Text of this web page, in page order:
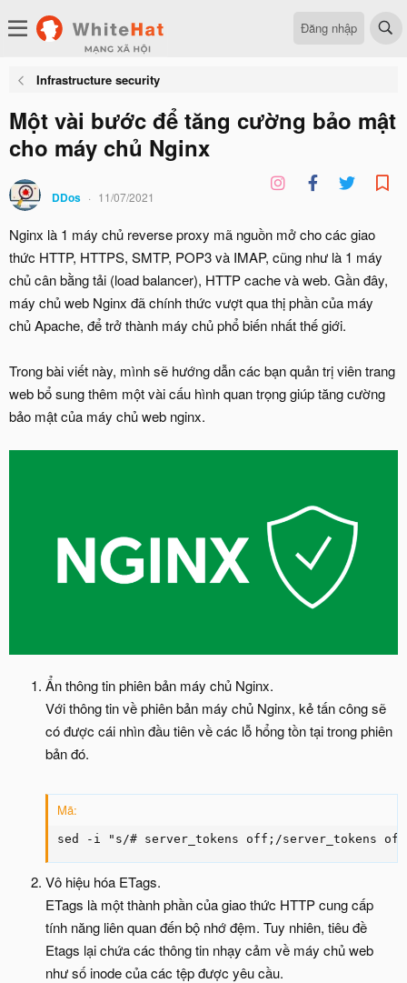
Đăng nhập
Infrastructure security
Một vài bước để tăng cường bảo mật
cho máy chủ Nginx
DDos 11/07/2021
Nginx là 1 máy chủ reverse proxy mã nguồn mở cho các giao
thức HTTP, HTTPS, SMTP, POP3 và IMAP, cũng như là 1 máy
chủ cân bằng tải (load balancer), HTTP cache và web. Gần đây,
máy chủ web Nginx đã chính thức vượt qua thị phần của máy
chủ Apache, để trở thành máy chủ phổ biến nhất thế giới.
Trong bài viết này, mình sẽ hướng dẫn các bạn quản trị viên trang
web bổ sung thêm một vài cấu hình quan trọng giúp tăng cường
bảo mật của máy chủ web nginx.
Ẩn thông tin phiên bản máy chủ Nginx.
Với thông tin về phiên bản máy chủ Nginx, kẻ tấn công sẽ
có được cái nhìn đầu tiên về các lỗ hổng tồn tại trong phiên
bản đó.
Mã:
sed -i "s/# server_tokens off;/server_tokens
Vô hiệu hóa ETags.
ETags là một thành phần của giao thức HTTP cung cấp
tính năng liên quan đến bộ nhớ đệm. Tuy nhiên, tiêu đề
Etags lại chứa các thông tin nhạy cảm về máy chủ web
như số inode của các tệp được yêu cầu.